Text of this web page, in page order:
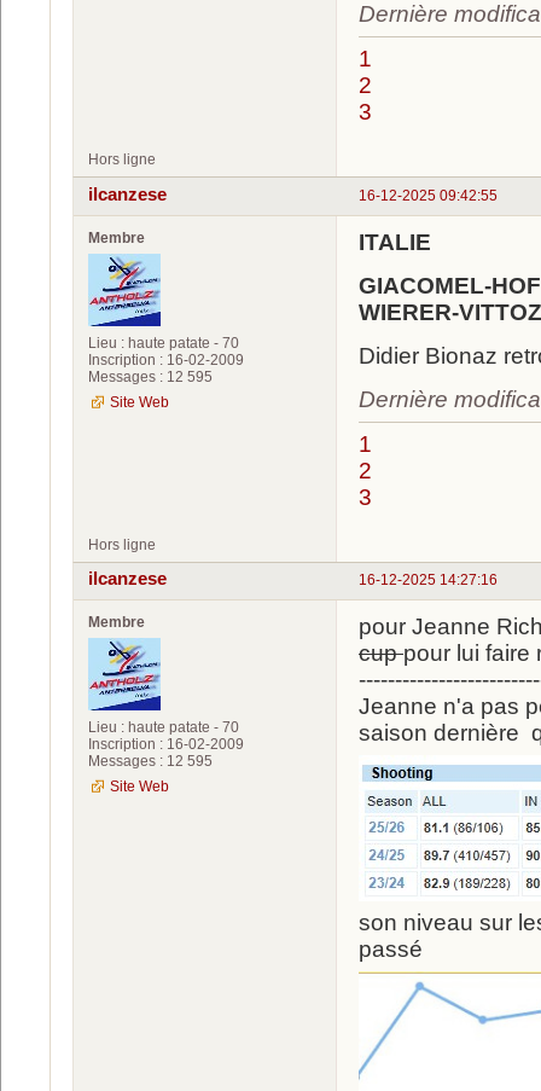
Dernière
1
2
3
Hors ligne
16-12-2025 09:42:55
ilcanzese
Membre
Lieu : haute patate - 70
Inscription : 16-02-2009
Messages : 12 595
Site Web
ITALIE
GIACOMEL-
WIERER-
Didier Bionaz
Dernière
1
2
3
Hors ligne
16-12-2025 14:27:16
ilcanzese
Membre
Lieu : haute patate - 70
Inscription : 16-02-2009
Messages : 12 595
Site Web
pour Jeanne
cuppour lui faire
Jeanne n'a pas
saison dernière
son niveau sur
passé